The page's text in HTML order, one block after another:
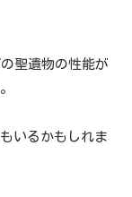
聖遺物の性能が
いるかもしれま